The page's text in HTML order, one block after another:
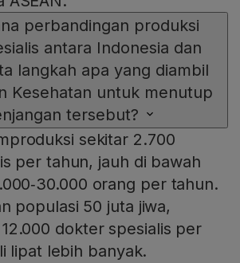
perbandingan produksi
antara Indonesia dan
langkah apa yang diambil
Kesehatan untuk menutup
tersebut?
sekitar 2.700
per tahun, jauh di bawah
orang per tahun.
populasi 50 juta jiwa,
dokter spesialis per
lipat lebih banyak.